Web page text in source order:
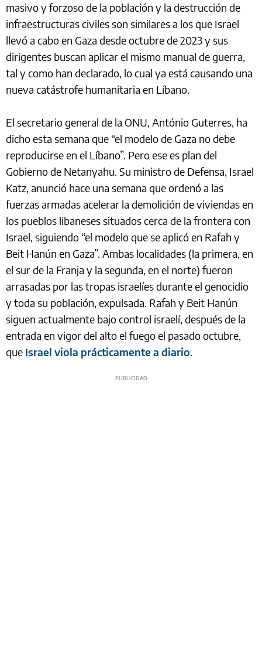
masivo y forzoso de la población y la destrucción de
infraestructuras civiles son similares a los que Israel
llevó a cabo en Gaza desde octubre de 2023 y sus
dirigentes buscan aplicar el mismo manual de guerra,
tal y como han declarado, lo cual ya está causando una
nueva catástrofe humanitaria en Líbano.
El secretario general de la ONU, António Guterres, ha
dicho esta semana que “el modelo de Gaza no debe
reproducirse en el Líbano”. Pero ese es plan del
Gobierno de Netanyahu. Su ministro de Defensa, Israel
Katz, anunció hace una semana que ordenó a las
fuerzas armadas acelerar la demolición de viviendas en
los pueblos libaneses situados cerca de la frontera con
Israel, siguiendo “el modelo que se aplicó en Rafah y
Beit Hanún en Gaza”. Ambas localidades (la primera, en
el sur de la Franja y la segunda, en el norte) fueron
arrasadas por las tropas israelíes durante el genocidio
y toda su población, expulsada. Rafah y Beit Hanún
siguen actualmente bajo control israelí, después de la
entrada en vigor del alto el fuego el pasado octubre,
que Israel viola prácticamente a diario.